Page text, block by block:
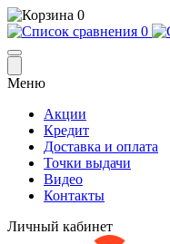
0
0
Меню
Акции
Кредит
Доставка и оплата
Точки выдачи
Видео
Контакты
Личный кабинет